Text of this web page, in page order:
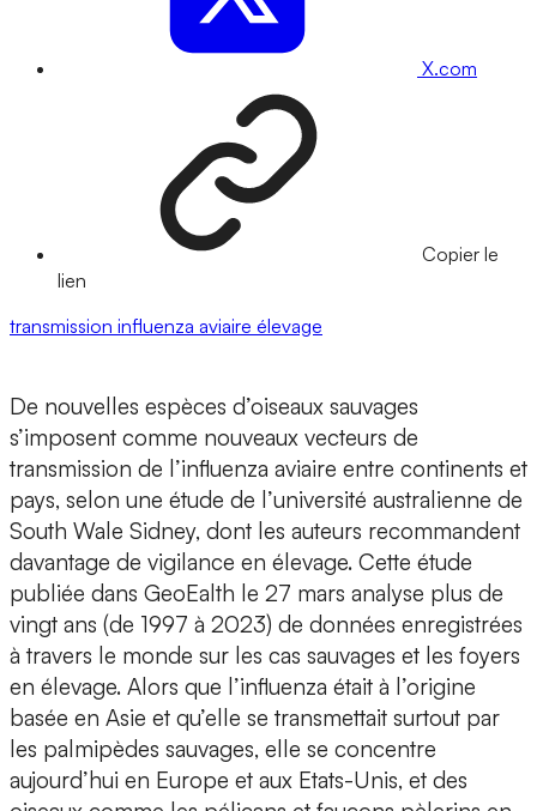
X.com
Copier le
lien
transmission influenza aviaire élevage
De nouvelles espèces d’oiseaux sauvages
s’imposent comme nouveaux vecteurs de
transmission de l’influenza aviaire entre continents et
pays, selon une étude de l’université australienne de
South Wale Sidney, dont les auteurs recommandent
davantage de vigilance en élevage. Cette étude
publiée dans GeoEalth le 27 mars analyse plus de
vingt ans (de 1997 à 2023) de données enregistrées
à travers le monde sur les cas sauvages et les foyers
en élevage. Alors que l’influenza était à l’origine
basée en Asie et qu’elle se transmettait surtout par
les palmipèdes sauvages, elle se concentre
aujourd’hui en Europe et aux Etats-Unis, et des